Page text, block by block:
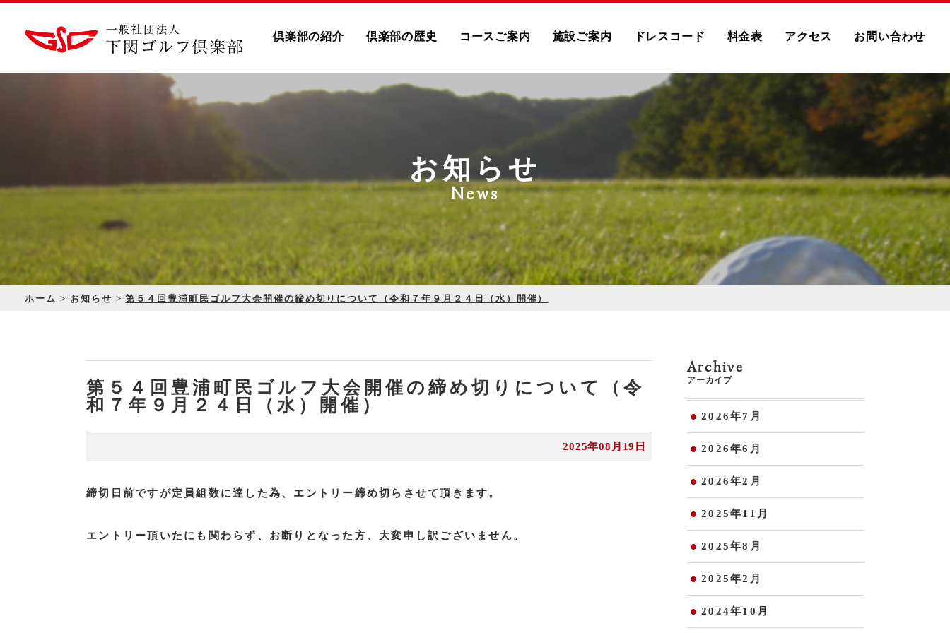
倶楽部の紹介 倶楽部の歴史 コースご案内 施設ご案内 ドレスコード 料金表 アクセス お問い合わせ
お知らせ
News
ホーム お知らせ 第５４回豊浦町民ゴルフ大会開催の締め切りについて（令和７年９月２４日（水）開催）
第５４回豊浦町民ゴルフ大会開催の締め切りについて（令
和７年９月２４日（水）開催）
2025年08月19日
締切日前ですが定員組数に達した為、エントリー締め切らさせて頂きます。
エントリー頂いたにも関わらず、お断りとなった方、大変申し訳ございません。
Archive
アーカイブ
2026年7月
2026年6月
2026年2月
2025年11月
2025年8月
2025年2月
2024年10月